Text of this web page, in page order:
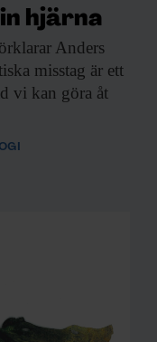
hjärna
Anders
misstag är ett
vi kan göra åt